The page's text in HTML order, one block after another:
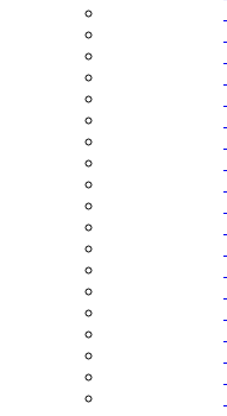
Спальня
Спальни